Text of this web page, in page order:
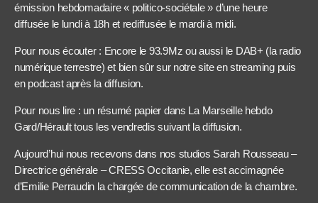
émission hebdomadaire « politico-sociétale » d’une heure
diffusée le lundi à 18h et rediffusée le mardi à midi.
Pour nous écouter : Encore le 93.9Mz ou aussi le DAB+ (la radio
numérique terrestre) et bien sûr sur notre site en streaming puis
en podcast après la diffusion.
Pour nous lire : un résumé papier dans La Marseille hebdo
Gard/Hérault tous les vendredis suivant la diffusion.
Aujourd’hui nous recevons dans nos studios Sarah Rousseau –
Directrice générale – CRESS Occitanie, elle est accimagnée
d’Emilie Perraudin la chargée de communication de la chambre.